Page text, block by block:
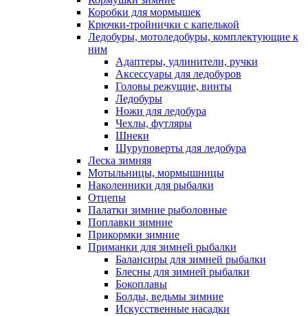
Коробки для мормышек
Крючки-тройнички с капелькой
Ледобуры, мотоледобуры, комплектующие к
ним
Адаптеры, удлинители, ручки
Аксессуары для ледобуров
Головы режущие, винты
Ледобуры
Ножи для ледобура
Чехлы, футляры
Шнеки
Шуруповерты для ледобура
Леска зимняя
Мотыльницы, мормышницы
Наколенники для рыбалки
Отцепы
Палатки зимние рыболовные
Поплавки зимние
Прикормки зимние
Приманки для зимней рыбалки
Балансиры для зимней рыбалки
Блесны для зимней рыбалки
Бокоплавы
Болды, ведьмы зимние
Искусственные насадки